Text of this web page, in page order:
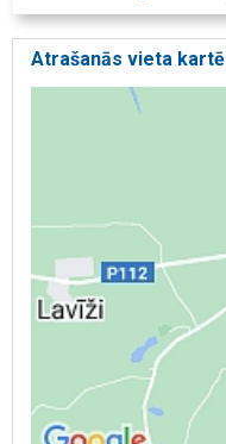
Atrašanās vieta kartē